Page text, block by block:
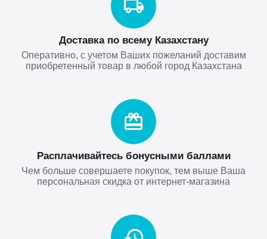
Доставка по всему Казахстану
Оперативно, с учетом Ваших пожеланий доставим
приобретенный товар в любой город Казахстана
Расплачивайтесь бонусными баллами
Чем больше совершаете покупок, тем выше Ваша
персональная скидка от интернет-магазина